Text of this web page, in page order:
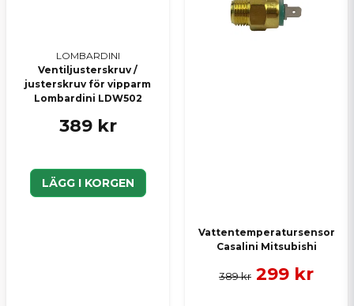
LOMBARDINI
Ventiljusterskruv /
justerskruv för vipparm
Lombardini LDW502
389 kr
LÄGG I KORGEN
Vattentemperatursensor
Casalini Mitsubishi
389 kr 299 kr